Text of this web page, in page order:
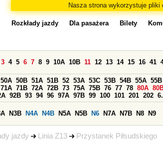
Nasza strona wykorzystuje
jazdy Linia Z13 Przystanek Piłsudskiego
Rozkłady jazdy Dla pasażera Bilety
3 4 5 6 7 8 9 10A 10B 11 12 13 14 15 16 41
50A 50B 51A 51B 52 53A 53C 53B 54B 55A 55B
71A 71B 72A 72B 73 75A 75B 76 77 78 80A
92B 93 94 96 97A 97B 99 100 101 201 202 6.
N3B N4A N4B N5A N5B N6 N7A N7B N8 N9